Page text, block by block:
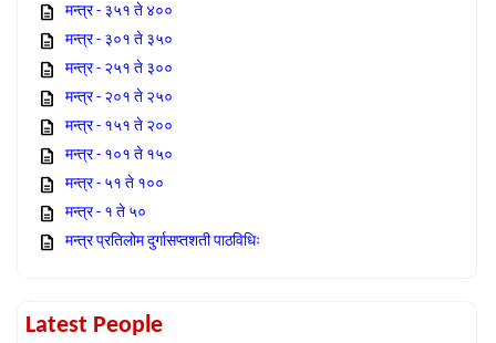
मन्त्र - ३५१ ते ४००
मन्त्र - ३०१ ते ३५०
मन्त्र - २५१ ते ३००
मन्त्र - २०१ ते २५०
मन्त्र - १५१ ते २००
मन्त्र - १०१ ते १५०
मन्त्र - ५१ ते १००
मन्त्र - १ ते ५०
मन्त्र प्रतिलोम दुर्गासप्तशती पाठविधिः
Latest People